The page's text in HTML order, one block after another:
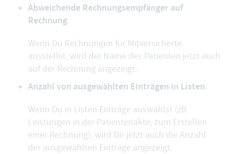
Abweichende Rechnungsempfänger auf
Rechnung
Wenn Du Rechnungen für Mitversicherte
ausstellst, wird der Name des Patienten jetzt auch
auf der Rechnung angezeigt.
Anzahl von ausgewählten Einträgen in Listen
Wenn Du in Listen Einträge auswählst (zB
Leistungen in der Patientenakte, zum Erstellen
einer Rechnung), wird Dir jetzt auch die Anzahl
der ausgewählten Einträge angezeigt.